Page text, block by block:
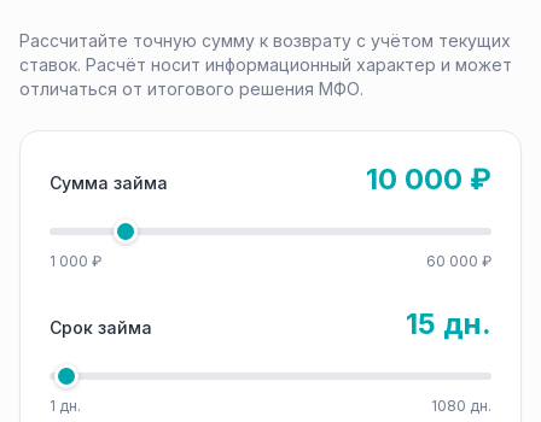
Рассчитайте точную сумму к возврату с учётом текущих
ставок. Расчёт носит информационный характер и может
отличаться от итогового решения МФО.
Сумма займа 10 000 ₽
1 000 ₽ 60 000 ₽
Срок займа 15 дн.
1 дн. 1080 дн.